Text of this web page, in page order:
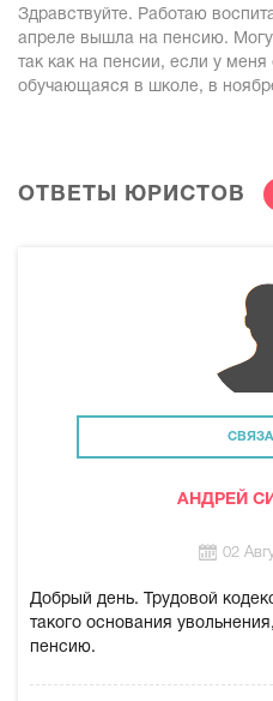
Здравствуйте. Работаю
апреле вышла на пенсию.
так как на пенсии, если у меня
обучающаяся в школе, в
ОТВЕТЫ ЮРИСТОВ
АНДРЕЙ
02
Добрый день. Трудовой
такого основания
пенсию.